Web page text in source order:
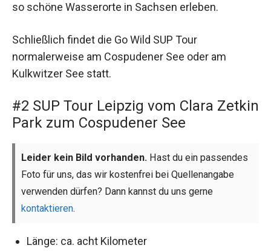
so schöne Wasserorte in Sachsen erleben.
Schließlich findet die Go Wild SUP Tour
normalerweise am Cospudener See oder am
Kulkwitzer See statt.
#2 SUP Tour Leipzig vom Clara Zetkin
Park zum Cospudener See
Leider kein Bild vorhanden. Hast du ein passendes
Foto für uns, das wir kostenfrei bei Quellenangabe
verwenden dürfen? Dann kannst du uns gerne
kontaktieren.
Länge: ca. acht Kilometer